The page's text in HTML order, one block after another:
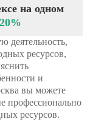
на одном
деятельность,
ресурсов,
и
вы можете
профессионально
ресурсов.